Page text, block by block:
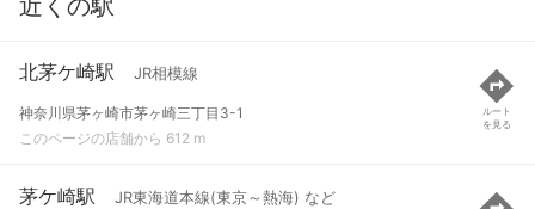
北茅ケ崎駅 JR相模線
神奈川県茅ヶ崎市茅ヶ崎三丁目3-1
このページの店舗から 612 m
ルート
を見る
茅ケ崎駅 JR東海道本線(東京～熱海) など